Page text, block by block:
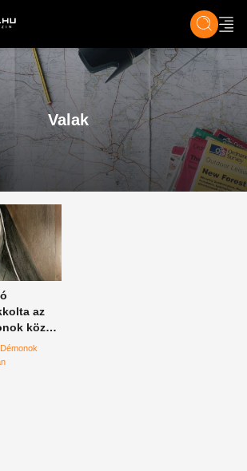
& KULT ÉLET TECH &
Valak
az
között
Démonok